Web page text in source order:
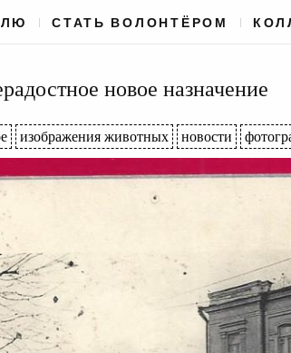
СТАТЬ ВОЛОНТЁРОМ
новое назначение
изображения животных новости